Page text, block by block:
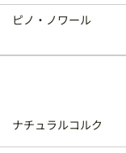
ピノ・ノワール
ナチュラルコルク